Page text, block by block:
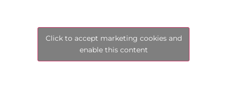
Click to accept marketing cookies and
enable this content